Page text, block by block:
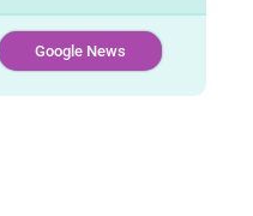
Google News